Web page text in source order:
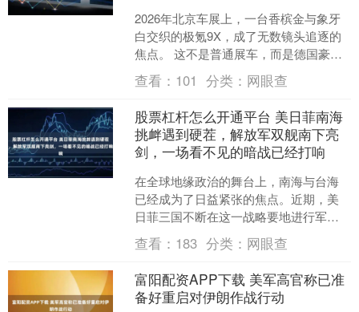
2026年北京车展上，一台香槟金与象牙
白交织的极氪9X，成了无数镜头追逐的
焦点。 这不是普通展车，而是德国豪车
定制品牌迈莎锐（MANSORY）首次对
中国品牌下手....
查看： 101 分类： 网眼查
股票杠杆怎么开通平台 美日菲南海
挑衅遇到硬茬，解放军双舰南下亮
剑，一场看不见的暗战已经打响
在全球地缘政治的舞台上，南海与台海
已经成为了日益紧张的焦点。近期，美
日菲三国不断在这一战略要地进行军事
演习和挑衅，使得本已复杂的局势愈加
紧绷。然而，中国并未沉默....
查看： 183 分类： 网眼查
富阳配资APP下载 美军高官称已准
备好重启对伊朗作战行动